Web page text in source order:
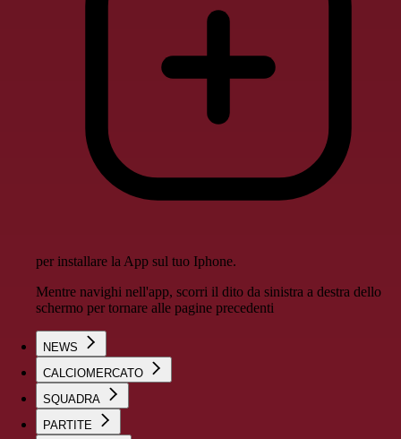
per installare la App sul tuo Iphone.
Mentre navighi nell'app, scorri il dito da sinistra a destra dello
schermo per tornare alle pagine precedenti
NEWS
CALCIOMERCATO
SQUADRA
PARTITE